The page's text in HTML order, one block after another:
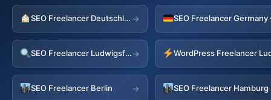
SEO Freelancer Deutschland →
SEO Freelancer Ludwigsfelde→
SEO Freelancer Berlin → SEO Freelancer Hamburg